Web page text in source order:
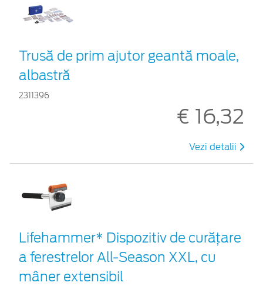
Trusă de prim ajutor geantă moale,
albastră
2311396
€ 16,32
Vezi detalii
Lifehammer* Dispozitiv de curățare
a ferestrelor All-Season XXL, cu
mâner extensibil